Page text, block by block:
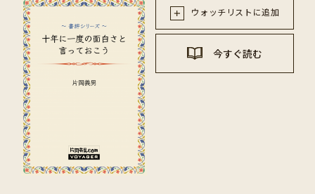
ウォッチリストに追加
今すぐ読む